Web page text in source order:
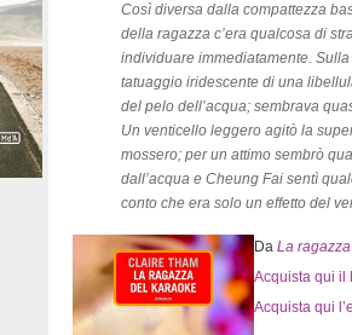
Così diversa dalla compattezza
della ragazza c’era qualcosa di
individuare immediatamente.
tatuaggio iridescente di una
del pelo dell’acqua; sembrava
Un venticello leggero agitò la
mossero; per un attimo sembrò
dall’acqua e Cheung Fai sentì
conto che era solo un effetto del
Da La
Acquista qui il
Acquista qui